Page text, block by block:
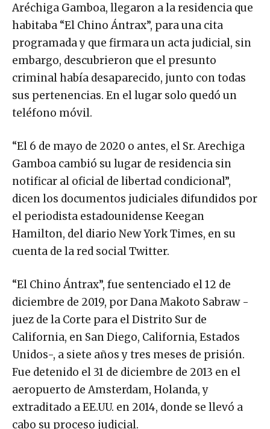
Aréchiga Gamboa, llegaron a la residencia que
habitaba “El Chino Ántrax”, para una cita
programada y que firmara un acta judicial, sin
embargo, descubrieron que el presunto
criminal había desaparecido, junto con todas
sus pertenencias. En el lugar solo quedó un
teléfono móvil.
“El 6 de mayo de 2020 o antes, el Sr. Arechiga
Gamboa cambió su lugar de residencia sin
notificar al oficial de libertad condicional”,
dicen los documentos judiciales difundidos por
el periodista estadounidense Keegan
Hamilton, del diario New York Times, en su
cuenta de la red social Twitter.
“El Chino Ántrax”, fue sentenciado el 12 de
diciembre de 2019, por Dana Makoto Sabraw -
juez de la Corte para el Distrito Sur de
California, en San Diego, California, Estados
Unidos-, a siete años y tres meses de prisión.
Fue detenido el 31 de diciembre de 2013 en el
aeropuerto de Amsterdam, Holanda, y
extraditado a EE.UU. en 2014, donde se llevó a
cabo su proceso judicial.